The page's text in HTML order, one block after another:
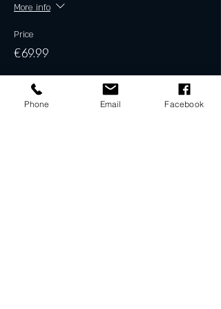
More info
Price
€69.99
Phone Email Facebook